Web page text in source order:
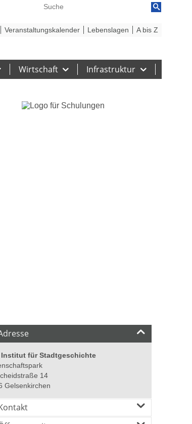
Wirtschaft Infrastruktur
Veranstaltungskalender Lebenslagen A bis Z
Institut für Stadtgeschichte
14
Gelsenkirchen